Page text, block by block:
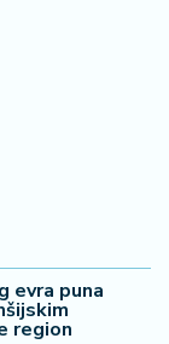
evra puna
region